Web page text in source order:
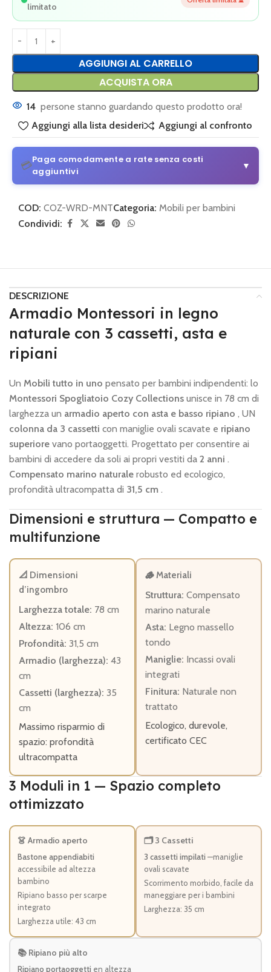
limitato
AGGIUNGI AL CARRELLO
ACQUISTA ORA
14 persone stanno guardando questo prodotto ora!
Aggiungi alla lista desideri
Aggiungi al confronto
💳Paga comodamente a rate senza costi
aggiuntivi
▼
3 o 4 rate senza costi aggiuntivi
Da 30 € di acquisto
3 o 4 rate con Klarna
Semplice e sicuro
💡Come funziona: Scegli alla pagina di pagamentoKlarna
e imposta le rate mensili.
COD: COZ-WRD-MNTCategoria: Mobili per bambini
Condividi:
DESCRIZIONE
Armadio Montessori in legno
naturale con 3 cassetti, asta e
ripiani
Un Mobili tutto in uno pensato per bambini indipendenti: lo
Montessori Spogliatoio Cozy Collections unisce in 78 cm di
larghezza un armadio aperto con asta e basso ripiano , UN
colonna da 3 cassetti con maniglie ovali scavate e ripiano
superiore vano portaoggetti. Progettato per consentire ai
bambini di accedere da soli ai propri vestiti da 2 anni .
Compensato marino naturale robusto ed ecologico,
profondità ultracompatta di 31,5 cm .
Dimensioni e struttura — Compatto e
multifunzione
📐 Dimensioni
d’ingombro
Larghezza totale: 78 cm
Altezza: 106 cm
Profondità: 31,5 cm
Armadio (larghezza): 43
cm
Cassetti (larghezza): 35
cm
Massimo risparmio di
spazio: profondità
ultracompatta
🪵 Materiali
Struttura: Compensato
marino naturale
Asta: Legno massello
tondo
Maniglie: Incassi ovali
integrati
Finitura: Naturale non
trattato
Ecologico, durevole,
certificato CEC
3 Moduli in 1 — Spazio completo
ottimizzato
👗 Armadio aperto
Bastone appendiabiti
accessibile ad altezza
bambino
Ripiano basso per scarpe
integrato
Larghezza utile: 43 cm
🗂️ 3 Cassetti
3 cassetti impilati —maniglie
ovali scavate
Scorrimento morbido, facile da
maneggiare per i bambini
Larghezza: 35 cm
📚 Ripiano più alto
Ripiano portaoggetti en altezza